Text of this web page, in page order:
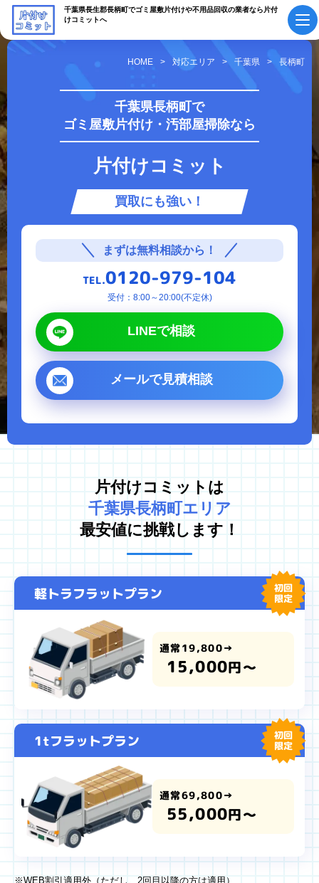
千葉県長生郡長柄町でゴミ屋敷片付けや不用品回収の業者なら片付
けコミットへ
初めての方へ ご依頼の流れ
会社概要・
スタッフ紹介
よくあるご質問
お知らせ
作業実績・
お客様の声
お役立ちコラム
サービス案内
ゴミ屋敷片付け 汚部屋掃除
不用品回収
ハウスクリーニング
神奈川県
HOME 対応エリア 千葉県 長柄町
千葉県長柄町で
ゴミ屋敷片付け・汚部屋掃除なら
片付けコミット
買取にも強い！
まずは無料相談から！
TEL.0120-979-104
受付：8:00～20:00(不定休)
LINEで相談
メールで見積相談
片付けコミットは
千葉県長柄町エリア
最安値に挑戦します！
軽トラフラットプラン
初回
限定
通常19,800→
15,000円～
1tフラットプラン
初回
限定
通常69,800→
55,000円～
※WEB割引適用外（ただし、2回目以降の方は適用）